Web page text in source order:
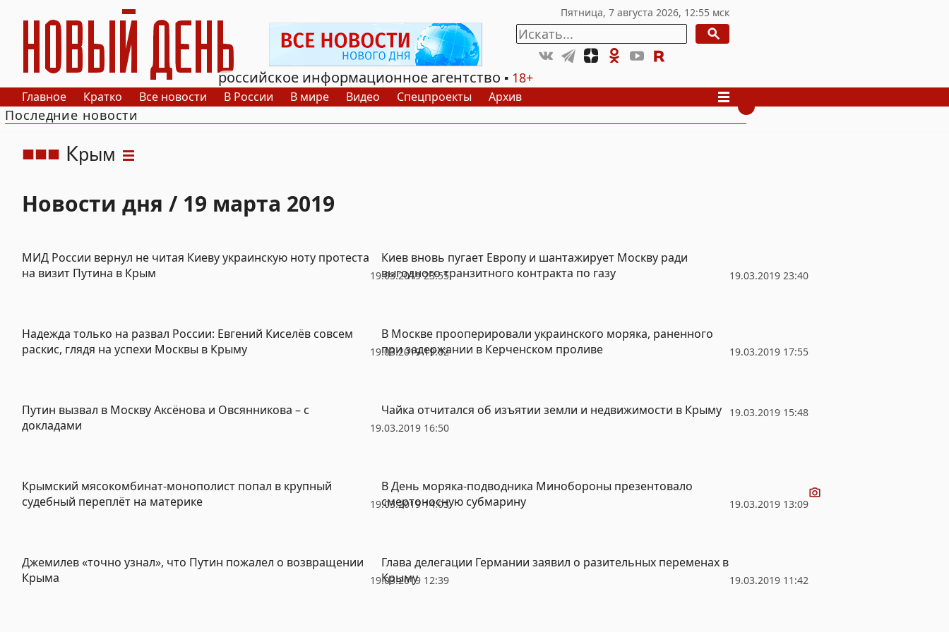
РИА Новый День
российское информационное агентство
18+
Главное Кратко Все новости В России В мире Видео Спецпроекты Архив
Последние новости
Крым
Новости дня / 19 марта 2019
19.03.2019 23:55
МИД России вернул не читая Киеву украинскую ноту протеста
на визит Путина в Крым
19.03.2019 23:40
Киев вновь пугает Европу и шантажирует Москву ради
выгодного транзитного контракта по газу
19.03.2019 19:02
Надежда только на развал России: Евгений Киселёв совсем
раскис, глядя на успехи Москвы в Крыму
19.03.2019 17:55
В Москве прооперировали украинского моряка, раненного
при задержании в Керченском проливе
19.03.2019 16:50
Путин вызвал в Москву Аксёнова и Овсянникова – с
докладами
19.03.2019 15:48
Чайка отчитался об изъятии земли и недвижимости в Крыму
19.03.2019 14:03
Крымский мясокомбинат-монополист попал в крупный
судебный переплёт на материке
19.03.2019 13:09
В День моряка-подводника Минобороны презентовало
смертоносную субмарину
19.03.2019 12:39
Джемилев «точно узнал», что Путин пожалел о возвращении
Крыма
19.03.2019 11:42
Глава делегации Германии заявил о разительных переменах в
Крыму